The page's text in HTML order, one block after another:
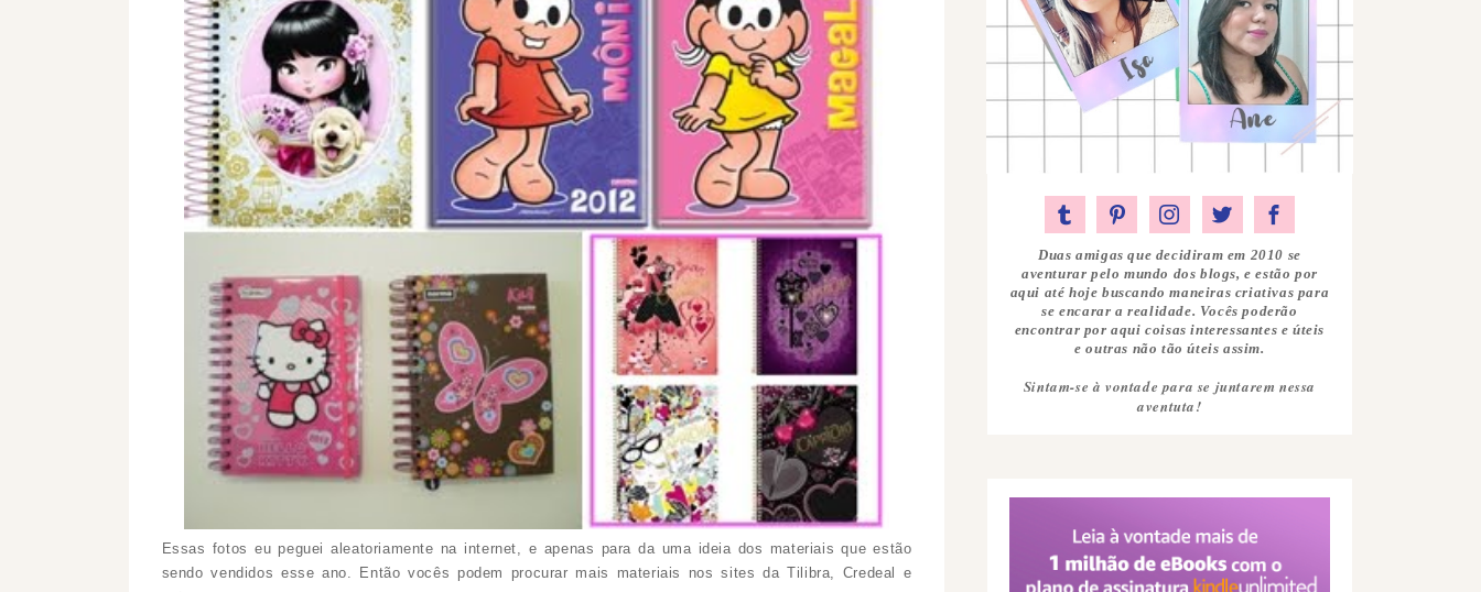
Essas fotos eu peguei aleatoriamente na internet, e apenas para da uma ideia dos materiais que estão
sendo vendidos esse ano. Então vocês podem procurar mais materiais nos sites da Tilibra, Credeal e
Duas amigas que decidiram em 2010 se
aventurar pelo mundo dos blogs, e estão por
aqui até hoje buscando maneiras criativas para
se encarar a realidade. Vocês poderão
encontrar por aqui coisas interessantes e úteis
e outras não tão úteis assim.
Sintam-se à vontade para se juntarem nessa
aventuta!